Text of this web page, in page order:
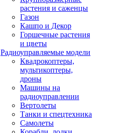
растения и саженцы
Газон
Кашпо и Декор
Горшечные растения
и цветы
Радиоуправляемые модели
Квадрокоптеры,
мультикоптеры,
дроны
Машины на
радиоуправлении
Вертолеты
Танки и спецтехника
Самолеты